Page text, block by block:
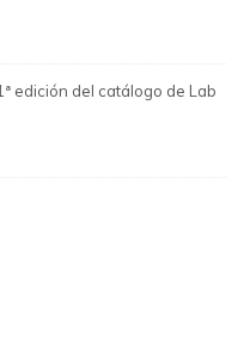
edición del catálogo de Lab